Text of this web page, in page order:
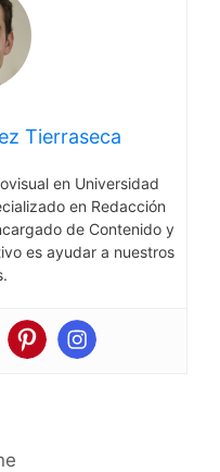
Tierraseca
en Universidad
en Redacción
de Contenido y
es ayudar a nuestros